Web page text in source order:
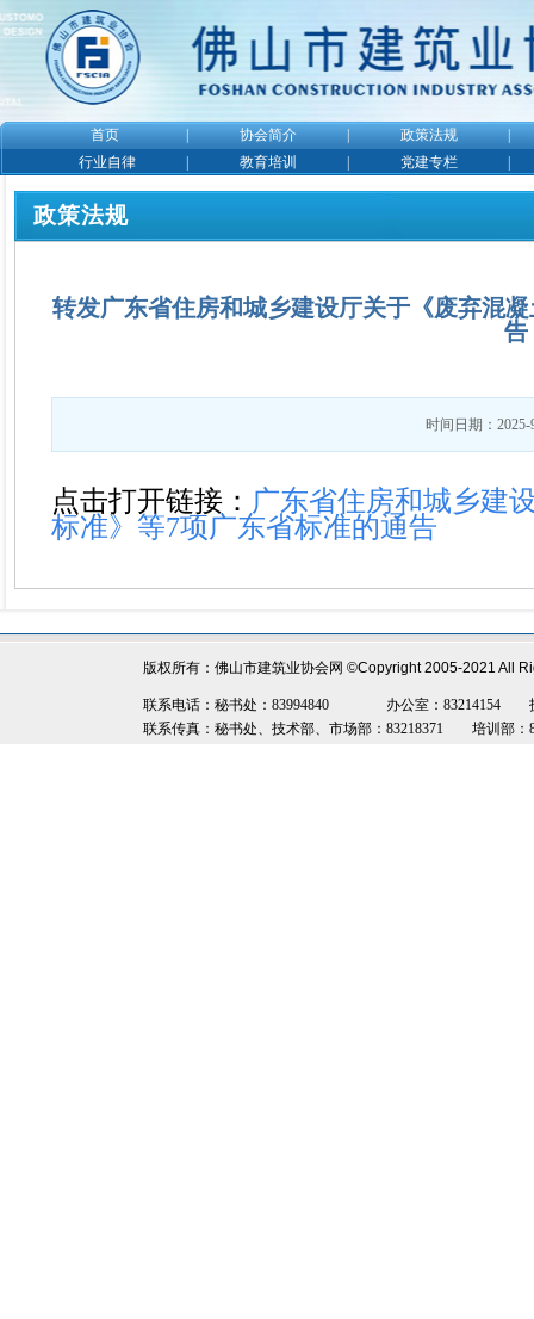
首页 协会简介 政策法规
行业自律
教育培训 党建专栏
政策法规
转发广东省住房和城乡建设厅关于《废弃混
告
时间日期：
点击打开链接： 广东省住房和城乡建
标准》等7项广东省标准的通告
版权所有：佛山市建筑业协会网 ©Copyright 2005-2021 All
联系电话：秘书处：83994840 办公室：83214154 技
联系传真：秘书处、技术部、市场部：83218371 培训部